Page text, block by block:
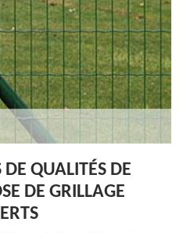
QUALITÉS DE
DE GRILLAGE